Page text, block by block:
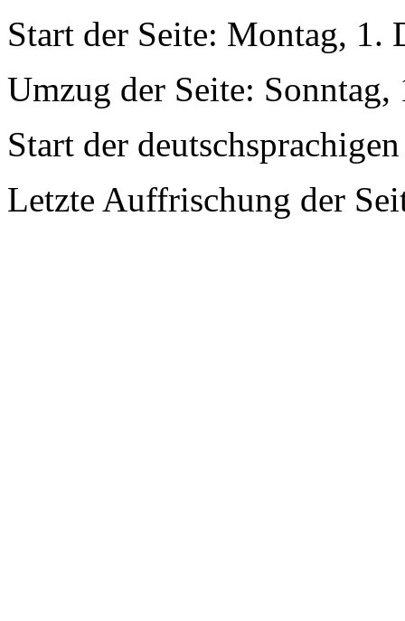
Start der Seite: Montag, 1.
Umzug der Seite:
Start der
Letzte Auffrischung der